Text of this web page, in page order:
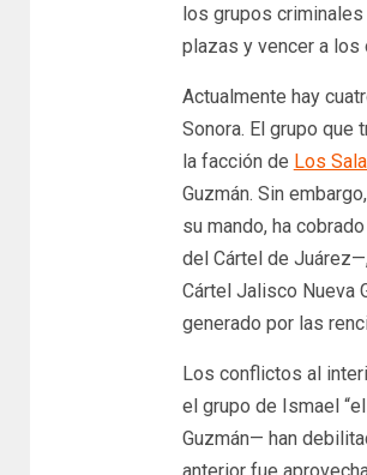
los grupos
plazas y vencer a
Actualmente hay
Sonora. El grupo que
la facción de Los
Guzmán. Sin
su mando, ha
del Cártel de
Cártel Jalisco Nueva
generado por las
Los conflictos al
el grupo de Ismael
Guzmán— han